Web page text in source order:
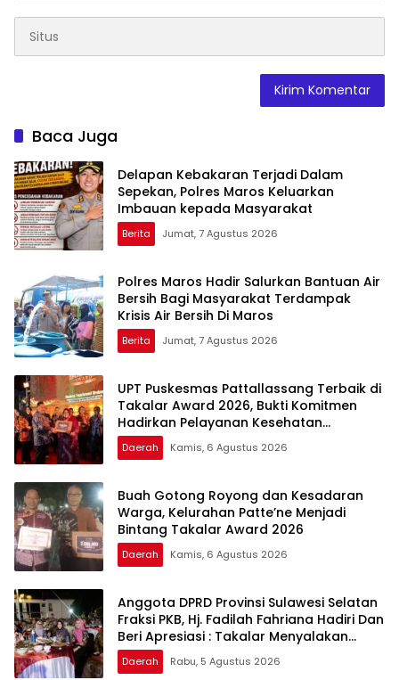
Baca Juga
Delapan Kebakaran Terjadi Dalam
Sepekan, Polres Maros Keluarkan
Imbauan kepada Masyarakat
Berita Jumat, 7 Agustus 2026
Polres Maros Hadir Salurkan Bantuan Air
Bersih Bagi Masyarakat Terdampak
Krisis Air Bersih Di Maros
Berita Jumat, 7 Agustus 2026
UPT Puskesmas Pattallassang Terbaik di
Takalar Award 2026, Bukti Komitmen
Hadirkan Pelayanan Kesehatan
Berkualitas
Daerah Kamis, 6 Agustus 2026
Buah Gotong Royong dan Kesadaran
Warga, Kelurahan Patte’ne Menjadi
Bintang Takalar Award 2026
Daerah Kamis, 6 Agustus 2026
Anggota DPRD Provinsi Sulawesi Selatan
Fraksi PKB, Hj. Fadilah Fahriana Hadiri Dan
Beri Apresiasi : Takalar Menyalakan
Lentera Pengabdian Melalui Malam
Apresiasi dan Inovasi Award 2026
Daerah Rabu, 5 Agustus 2026